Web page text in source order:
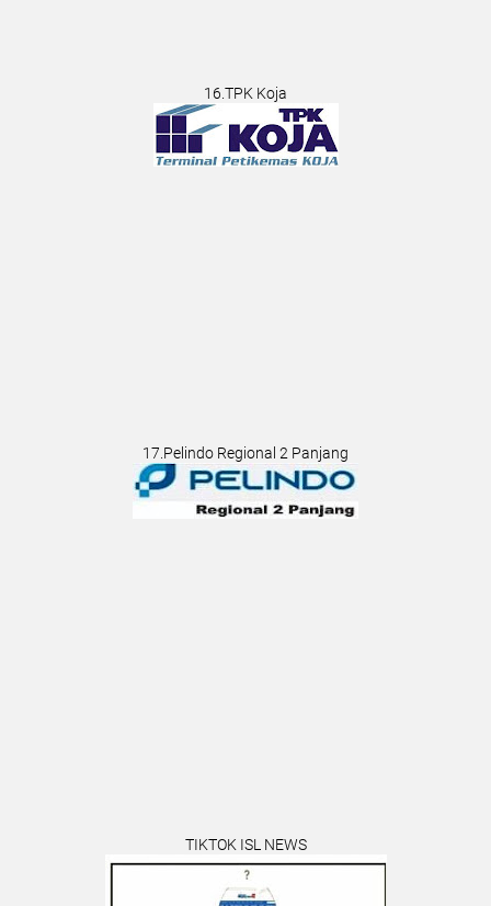
16.TPK Koja
17.Pelindo Regional 2 Panjang
TIKTOK ISL NEWS